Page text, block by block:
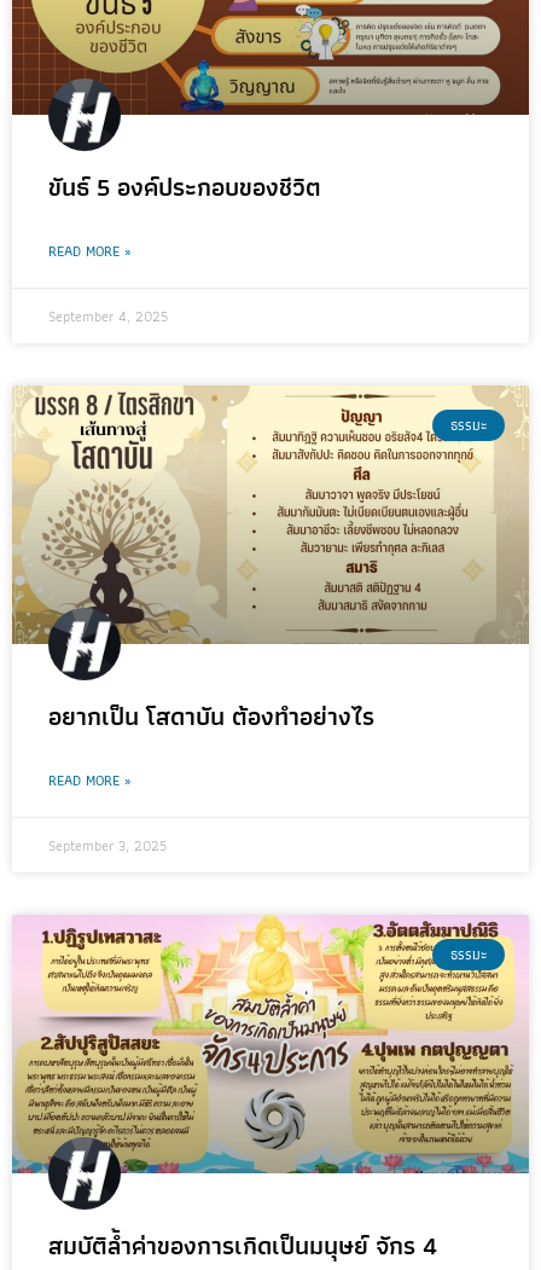
ขันธ์ 5 องค์ประกอบของชีวิต
READ MORE »
September 4, 2025
ธรรมะ
อยากเป็น โสดาบัน ต้องทำอย่างไร
READ MORE »
September 3, 2025
ธรรมะ
สมบัติล้ำค่าของการเกิดเป็นมนุษย์ จักร 4